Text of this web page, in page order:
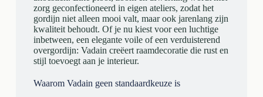
zorg geconfectioneerd in eigen ateliers, zodat het
gordijn niet alleen mooi valt, maar ook jarenlang zijn
kwaliteit behoudt. Of je nu kiest voor een luchtige
inbetween, een elegante voile of een verduisterend
overgordijn: Vadain creëert raamdecoratie die rust en
stijl toevoegt aan je interieur.
Waarom Vadain geen standaardkeuze is